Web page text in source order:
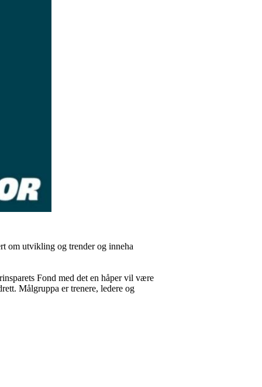
om utvikling og trender og inneha
Fond med det en håper vil være
Målgruppa er trenere, ledere og